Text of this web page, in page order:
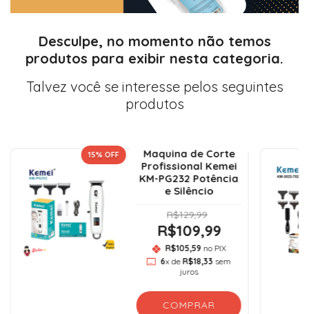
Desculpe, no momento não temos
produtos para exibir nesta categoria.
Talvez você se interesse pelos seguintes
produtos
15% OFF
Maquina de Corte
Profissional Kemei
KM-PG232 Potência
e Silêncio
R$129,99
R$109,99
R$105,59 no PIX
6x de R$18,33 sem
juros
COMPRAR